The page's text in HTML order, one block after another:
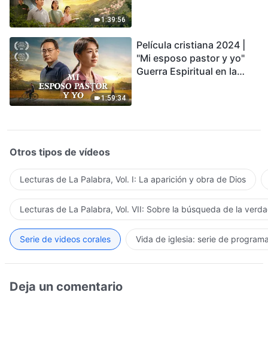
1:39:56
1:59:34
Película cristiana 2024 |
"Mi esposo pastor y yo"
Guerra Espiritual en la
Otros tipos de vídeos
Lecturas de La Palabra, Vol. I: La aparición y obra de Dios
Lecturas de La Palabra, Vol. VII: Sobre la búsqueda de la
Serie de videos corales Vida de iglesia: serie de
Deja un comentario